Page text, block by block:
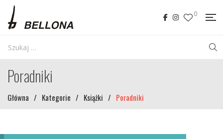
0
Poradniki
Główna / Kategorie / Książki / Poradniki